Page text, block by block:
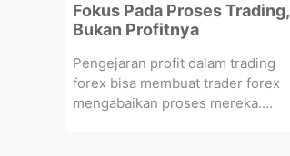
Fokus Pada Proses Trading,
Bukan Profitnya
Pengejaran profit dalam trading
forex bisa membuat trader forex
mengabaikan proses mereka....